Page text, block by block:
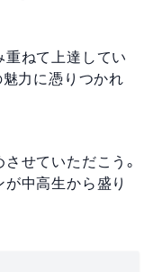
ねて上達してい
力に憑りつかれ
せていただこう。
中高生から盛り